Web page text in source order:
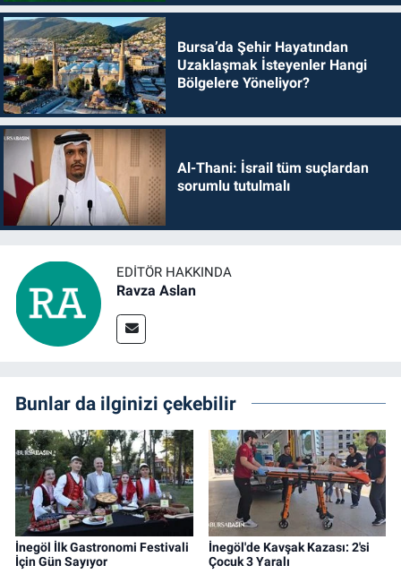
Bursa’da Şehir Hayatından
Uzaklaşmak İsteyenler Hangi
Bölgelere Yöneliyor?
Al-Thani: İsrail tüm suçlardan
sorumlu tutulmalı
EDITÖR HAKKINDA
Ravza Aslan
Bunlar da ilginizi çekebilir
İnegöl İlk Gastronomi Festivali
İçin Gün Sayıyor
İnegöl'de Kavşak Kazası: 2'si
Çocuk 3 Yaralı